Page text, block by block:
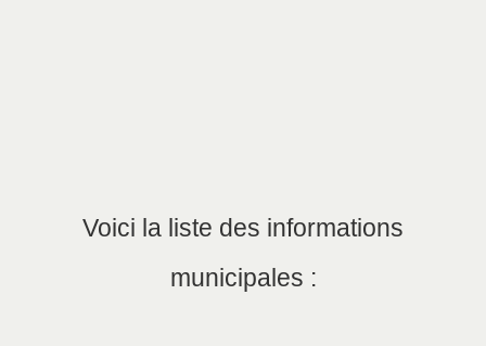
Voici la liste des informations
municipales :